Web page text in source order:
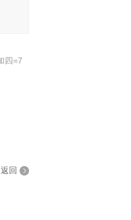
四=7
返回